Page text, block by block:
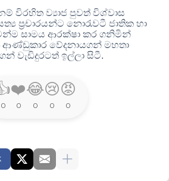
විරහිත ව්‍යාජ පුවත් විශ්වාස
ප්‍රචාරයන්ට නොරැවටී ජාතික හා
සාමය ආරක්ෂා කර ගනිමින්
වේදනායගන් මහතා
වැඩිදුරටත් ඉල්ලා සිටී.
0
❤️
0
😂
0
😢
0
😡
0